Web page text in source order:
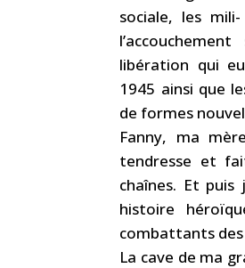
sociale, les
libération qui
1945 ainsi que
de formes
Fanny, ma
tendresse et
chaînes. Et
histoire
combattants des
La cave de ma